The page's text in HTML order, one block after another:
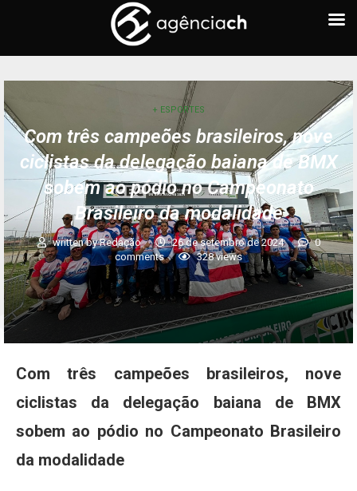
+ ESPORTES
Com três campeões brasileiros, nove
ciclistas da delegação baiana de BMX
sobem ao pódio no Campeonato
Brasileiro da modalidade
written byRedação 26 de setembro de 2024
0
comments
328views
Com três campeões brasileiros, nove
ciclistas da delegação baiana de BMX
sobem ao pódio no Campeonato Brasileiro
da modalidade